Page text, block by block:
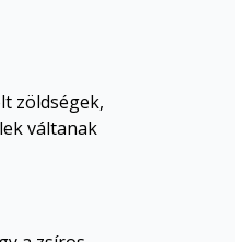
zöldségek,
váltanak